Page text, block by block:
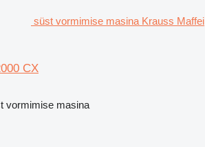
süst vormimise masina Krauss Maffei
CX
vormimise masina